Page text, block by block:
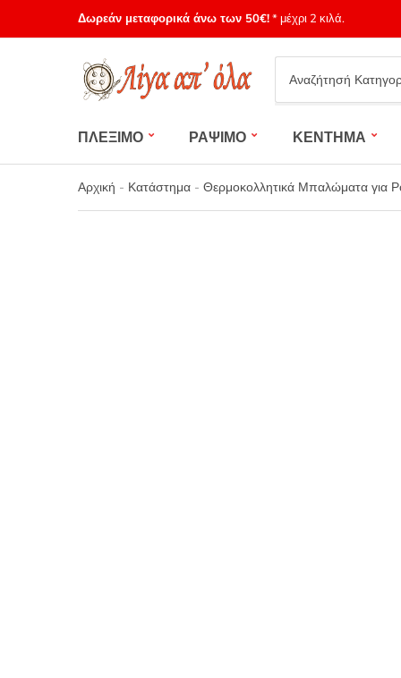
Δωρεάν μεταφορικά άνω των 50€!* μέχρι 2 κιλά.
Category
name
ΠΛΕΞΙΜΟ
ΡΑΨΙΜΟ ΚΕΝΤΗΜΑ
Αρχική - Κατάστημα - Θερμοκολλητικά Μπαλώματα για